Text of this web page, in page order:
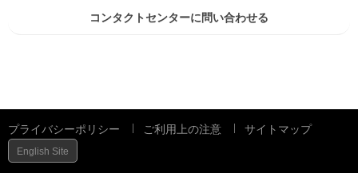
コンタクトセンターに問い合わせる
プライバシーポリシー ご利用上の注意 サイトマップ
English Site